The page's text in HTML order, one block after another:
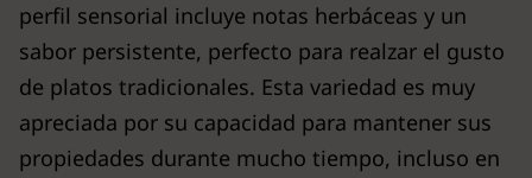
perfil sensorial incluye notas herbáceas y un
sabor persistente, perfecto para realzar el gusto
de platos tradicionales. Esta variedad es muy
apreciada por su capacidad para mantener sus
propiedades durante mucho tiempo, incluso en